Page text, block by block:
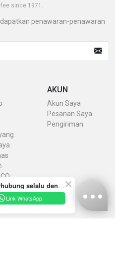
since 1971.
penawaran-penawaran
AKUN
Akun Saya
Pesanan Saya
Pengiriman
Terhubung selalu dengan INDRACO Store melalui akun resmi kami yuk!
Link WhatsApp